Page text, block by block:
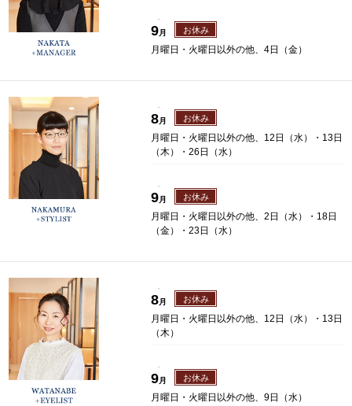
9月 お休み
月曜日・火曜日以外の他、4日（金）
8月 お休み
月曜日・火曜日以外の他、12日（水）・13日
（木）・26日（水）
9月 お休み
月曜日・火曜日以外の他、2日（水）・18日
（金）・23日（水）
8月 お休み
月曜日・火曜日以外の他、12日（水）・13日
（木）
9月 お休み
月曜日・火曜日以外の他、9日（水）